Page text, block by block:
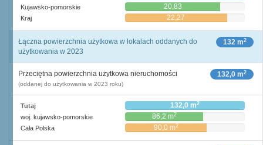
Kujawsko-pomorskie 20,83
Kraj 22,27
132 m2
Łączna powierzchnia użytkowa w lokalach oddanych do
użytkowania w 2023
132,0 m2
Przeciętna powierzchnia użytkowa nieruchomości
(oddanej do użytkowania w 2023 roku)
Tutaj 132,0 m2
woj. kujawsko-pomorskie 86,2 m2
Cała Polska 90,0 m2